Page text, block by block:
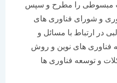
را مطرح و سپس
فناوری های
ارتباط با مسائل و
های نوین و روش
فناوری ها